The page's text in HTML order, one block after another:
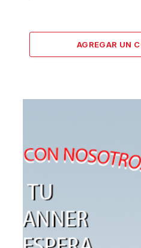
AGREGAR UN